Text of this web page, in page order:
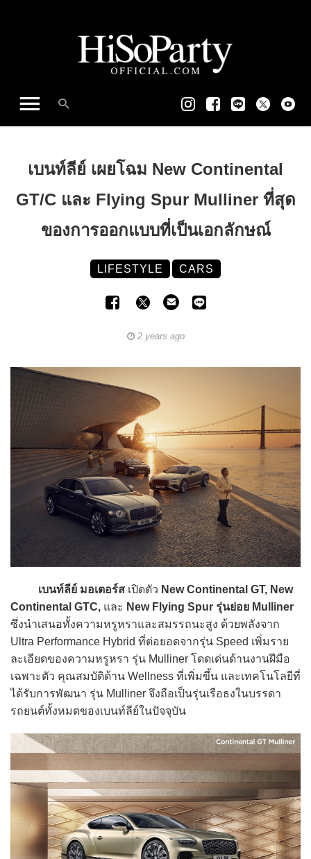
เบนท์ลีย์ เผยโฉม New Continental
GT/C และ Flying Spur Mulliner ที่สุด
ของการออกแบบที่เป็นเอกลักษณ์
LIFESTYLE CARS
2 years ago
เบนท์ลีย์ มอเตอร์ส เปิดตัว New Continental GT, New
Continental GTC, และ New Flying Spur รุ่นย่อย Mulliner
ซึ่งนำเสนอทั้งความหรูหราและสมรรถนะสูง ด้วยพลังจาก
Ultra Performance Hybrid ที่ต่อยอดจากรุ่น Speed เพิ่มราย
ละเอียดของความหรูหรา รุ่น Mulliner โดดเด่นด้านงานฝีมือ
เฉพาะตัว คุณสมบัติด้าน Wellness ที่เพิ่มขึ้น และเทคโนโลยีที่
ได้รับการพัฒนา รุ่น Mulliner จึงถือเป็นรุ่นเรือธงในบรรดา
รถยนต์ทั้งหมดของเบนท์ลีย์ในปัจจุบัน